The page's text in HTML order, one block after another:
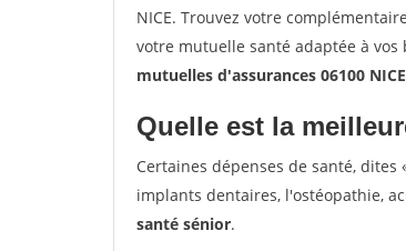
NICE. Trouvez votre
votre mutuelle santé adaptée à vos
mutuelles d'assurances 06100 NICE
Quelle est la
Certaines dépenses de santé,
implants dentaires, l'ostéopathie,
santé sénior.